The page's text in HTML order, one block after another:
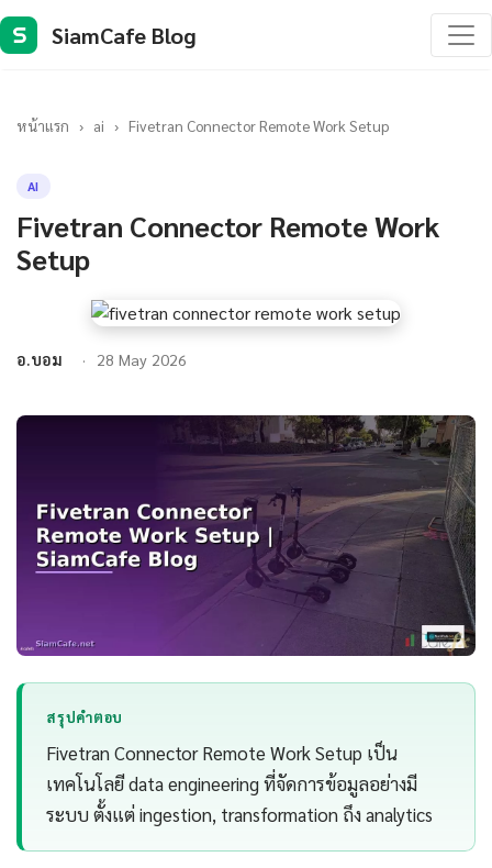
S SiamCafe Blog
หน้าแรก › ai › Fivetran Connector Remote Work Setup
AI
Fivetran Connector Remote Work
Setup
อ.บอม 28 May 2026
สรุปคำตอบ
Fivetran Connector Remote Work Setup เป็น
เทคโนโลยี data engineering ที่จัดการข้อมูลอย่างมี
ระบบ ตั้งแต่ ingestion, transformation ถึง analytics